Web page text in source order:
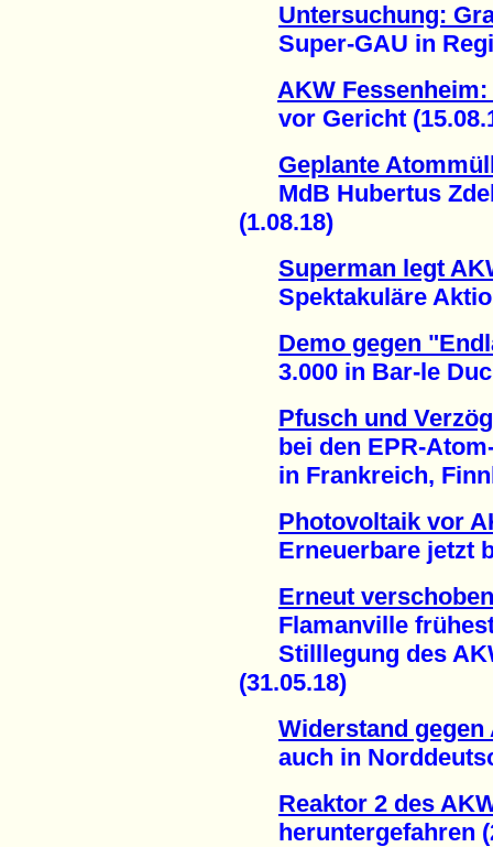
Untersuchung:
Super-GAU in
AKW
vor Gericht
Geplante
MdB Hubertus
(1.08.18)
Superman legt
Spektakuläre
Demo gegen
3.000 in Bar-le Duc
Pfusch und
bei den EPR-
in Frankreich,
Photovoltaik vor
Erneuerbare jetzt
Erneut
Flamanville
Stilllegung des
(31.05.18)
Widerstand
auch in
Reaktor 2 des
heruntergefahren